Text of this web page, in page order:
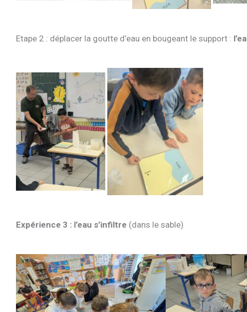
Etape 2 : déplacer la goutte d’eau en bougeant le support :
Expérience 3 : l’eau s’infiltre (dans le sable)